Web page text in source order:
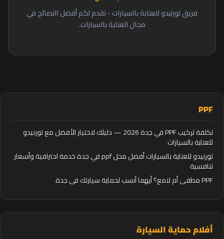
PPF
تكلفة تركيب PPF في جدة 2026 — دليلك لاختيار الأفضل مع تورنيدو
للعناية بالسيارات
تورنيدو للعناية بالسيارات أفضل محل ppf في جدة خدمة احترافية وأسعار
تنافسية
PPF مطفي أم لامع؟ أيهما أنسب لحماية سيارتك في جدة
أفلام حماية السيارة
فريق تورنيدو للعناية بالسيارات - نقدم لكم أفضل النصائح في
مجال العناية بالسيارات.